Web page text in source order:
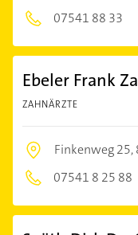
07541 88 33
Ebeler Frank
ZAHNÄRZTE
Finkenweg 25,
07541 8 25 88